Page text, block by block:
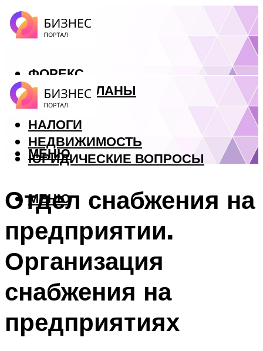
ФОРЕКС
БИЗНЕС ПЛАНЫ
КРЕДИТЫ
НАЛОГИ
НЕДВИЖИМОСТЬ
ЮРИДИЧЕСКИЕ ВОПРОСЫ
МЕНЮ
МЕНЮ
Отдел снабжения на
предприятии.
Организация
снабжения на
предприятиях